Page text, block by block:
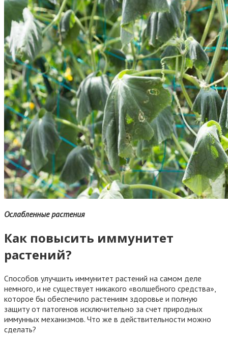
Ослабленные растения
Как повысить иммунитет
растений?
Способов улучшить иммунитет растений на самом деле
немного, и не существует никакого «волшебного средства»,
которое бы обеспечило растениям здоровье и полную
защиту от патогенов исключительно за счет природных
иммунных механизмов. Что же в действительности можно
сделать?